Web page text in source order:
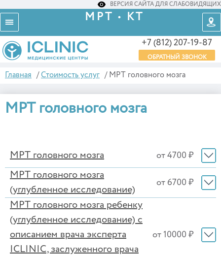
ВЕРСИЯ САЙТА ДЛЯ СЛАБОВИДЯЩИХ
МРТ • КТ
+7 (812) 207-19-87
ОБРАТНЫЙ ЗВОНОК
Главная / Стоимость услуг / МРТ головного мозга
МРТ головного мозга
МРТ головного мозга от 4700 ₽
МРТ головного мозга
(углубленное исследование)
от 6700 ₽
МРТ головного мозга ребенку
(углубленное исследование) с
описанием врача эксперта
ICLINIC, заслуженного врача
от 10000 ₽